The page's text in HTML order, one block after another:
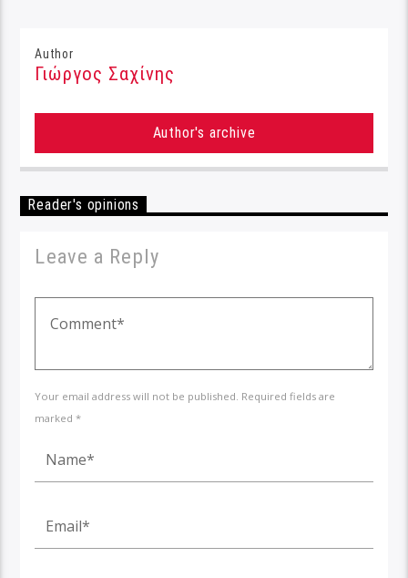
Author
Γιώργος Σαχίνης
Author's archive
Reader's opinions
Leave a Reply
Your email address will not be published. Required fields are
marked *